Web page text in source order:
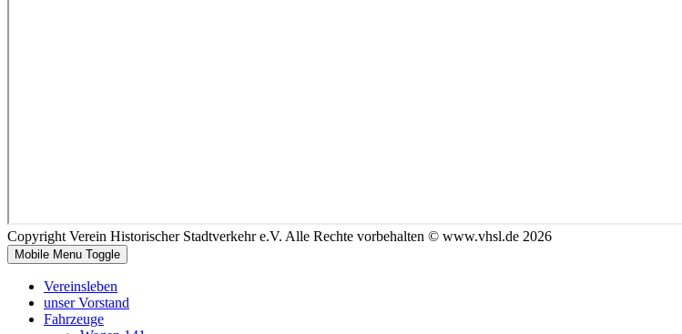
Copyright Verein Historischer Stadtverkehr e.V. Alle Rechte vorbehalten © www.vhsl.de 2026
Mobile Menu Toggle
Vereinsleben
unser Vorstand
Fahrzeuge